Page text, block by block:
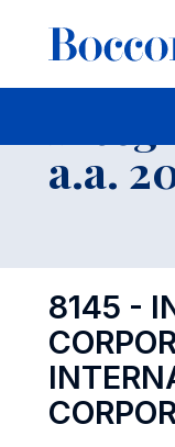
-
a.a.
8145 -